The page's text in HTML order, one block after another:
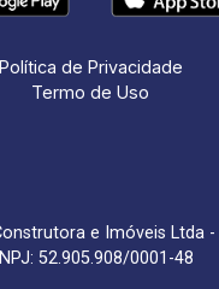
Política de Privacidade
Termo de Uso
e Imóveis Ltda -
52.905.908/0001-48